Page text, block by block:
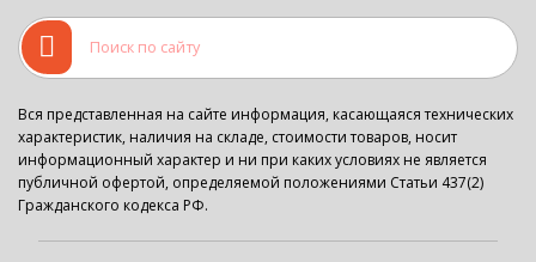
Вся представленная на сайте информация, касающаяся технических
характеристик, наличия на складе, стоимости товаров, носит
информационный характер и ни при каких условиях не является
публичной офертой, определяемой положениями Статьи 437(2)
Гражданского кодекса РФ.